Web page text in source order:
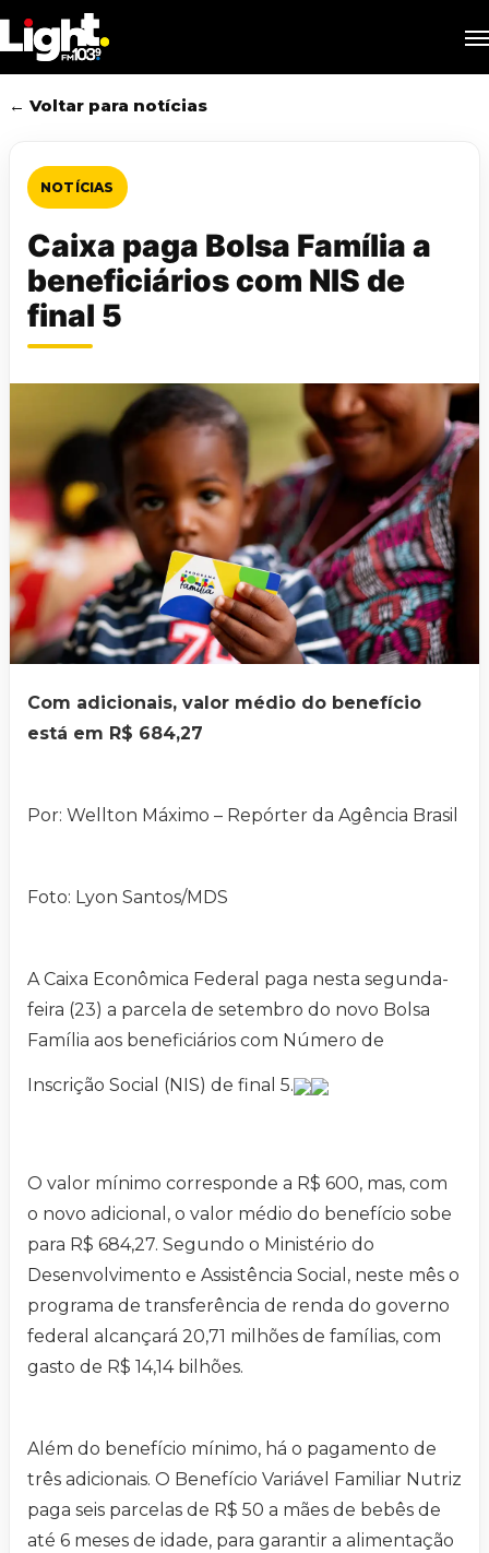
to
main
content
← Voltar para notícias
NOTÍCIAS
Caixa paga Bolsa Família a
beneficiários com NIS de
final 5
Com adicionais, valor médio do benefício
está em R$ 684,27
Por: Wellton Máximo – Repórter da Agência Brasil
Foto: Lyon Santos/MDS
A Caixa Econômica Federal paga nesta segunda-
feira (23) a parcela de setembro do novo Bolsa
Família aos beneficiários com Número de
Inscrição Social (NIS) de final 5.
O valor mínimo corresponde a R$ 600, mas, com
o novo adicional, o valor médio do benefício sobe
para R$ 684,27. Segundo o Ministério do
Desenvolvimento e Assistência Social, neste mês o
programa de transferência de renda do governo
federal alcançará 20,71 milhões de famílias, com
gasto de R$ 14,14 bilhões.
Além do benefício mínimo, há o pagamento de
três adicionais. O Benefício Variável Familiar Nutriz
paga seis parcelas de R$ 50 a mães de bebês de
até 6 meses de idade, para garantir a alimentação